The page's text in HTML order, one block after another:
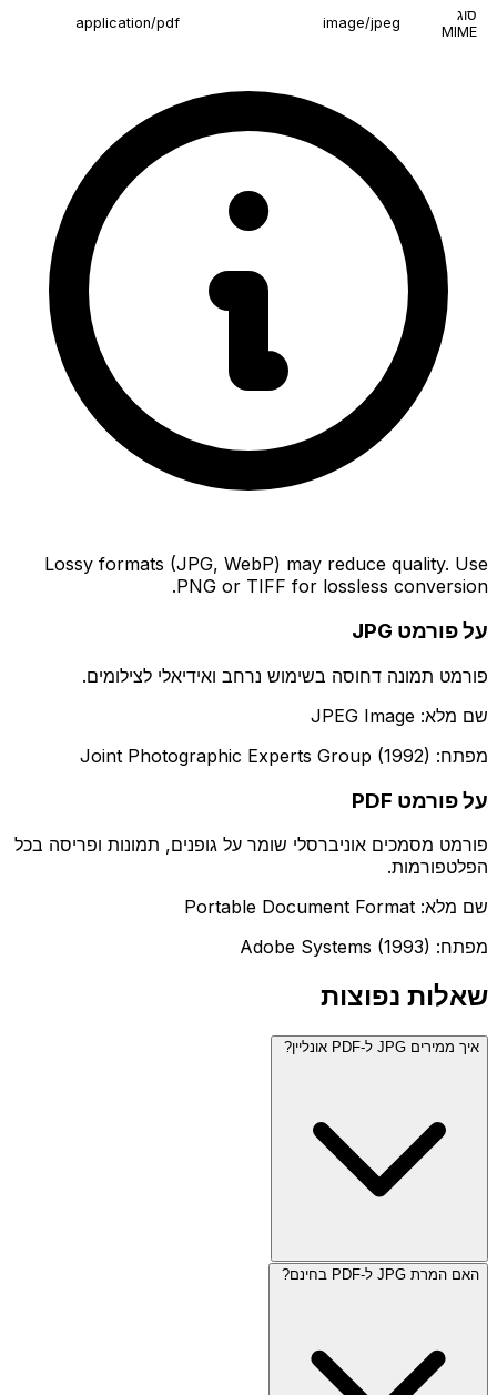
סוג
MIME
image/jpeg
application/pdf
Lossy formats (JPG, WebP) may reduce quality. Use
PNG or TIFF for lossless conversion.
על פורמט JPG
פורמט תמונה דחוסה בשימוש נרחב ואידיאלי לצילומים.
שם מלא: JPEG Image
מפתח: Joint Photographic Experts Group (1992)
על פורמט PDF
פורמט מסמכים אוניברסלי שומר על גופנים, תמונות ופריסה בכל
הפלטפורמות.
שם מלא: Portable Document Format
מפתח: Adobe Systems (1993)
שאלות נפוצות
איך ממירים JPG ל-PDF אונליין?
האם המרת JPG ל-PDF בחינם?